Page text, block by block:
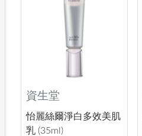
資生堂
怡麗絲爾淨白多效美肌
乳 (35ml)